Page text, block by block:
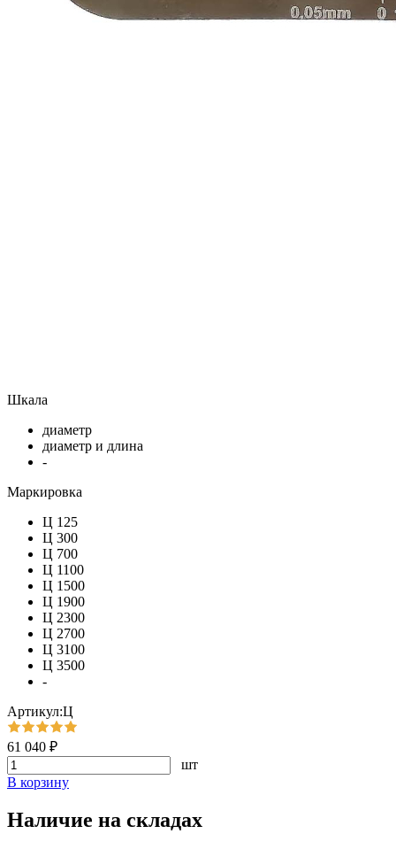
Шкала
диаметр
диаметр и длина
-
Маркировка
Ц 125
Ц 300
Ц 700
Ц 1100
Ц 1500
Ц 1900
Ц 2300
Ц 2700
Ц 3100
Ц 3500
-
Артикул:Ц
61 040 ₽
шт
В корзину
Наличие на складах